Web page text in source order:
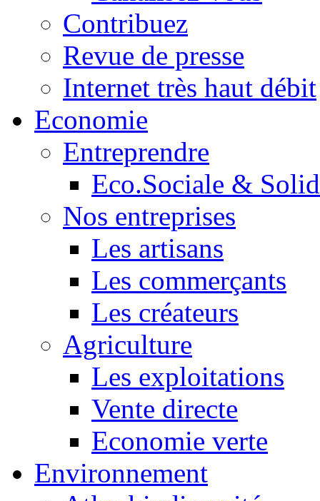
Contribuez
Revue de presse
Internet très haut débit
Economie
Entreprendre
Eco.Sociale &
Nos entreprises
Les artisans
Les commerçants
Les créateurs
Agriculture
Les exploitations
Vente directe
Economie verte
Environnement